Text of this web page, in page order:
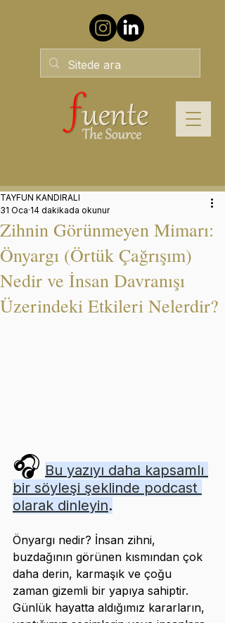
Zihnin Görünmeyen Mimarı:
Önyargı (Örtük Çağrışım)
Nedir ve İnsan Davranışı
Üzerindeki Etkileri Nelerdir?
TAYFUN KANDIRALI
31 Oca 14 dakikada okunur
🎧 Bu yazıyı daha kapsamlı
bir söyleşi şeklinde podcast
olarak dinleyin.
Önyargı nedir? İnsan zihni,
buzdağının görünen kısmından çok
daha derin, karmaşık ve çoğu
zaman gizemli bir yapıya sahiptir.
Günlük hayatta aldığımız kararların,